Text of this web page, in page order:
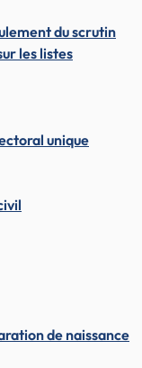
du scrutin
les listes
unique
de naissance